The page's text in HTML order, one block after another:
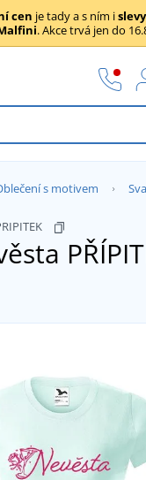
cen je tady a s ním i
. Akce trvá jen do
s motivem